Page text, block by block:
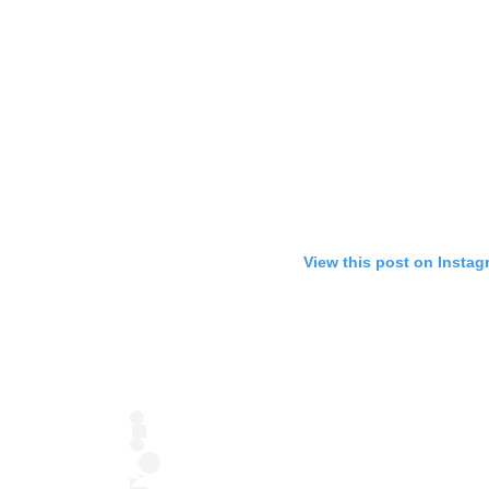
View this post on